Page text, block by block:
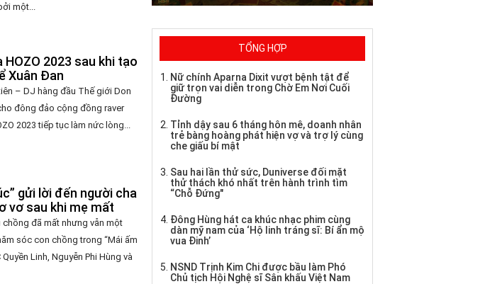
một...
2023 sau khi tạo
Xuân Đan
– DJ hàng đầu Thế giới Don
đông đảo cộng đồng raver
2023 tiếp tục làm nức lòng...
gửi lời đến người cha
vơ sau khi mẹ mất
chồng đã mất nhưng vẫn một
sóc con chồng trong “Mái ấm
Linh, Nguyễn Phi Hùng và
TỔNG HỢP
Nữ chính Aparna Dixit vượt bệnh tật để
giữ trọn vai diễn trong Chờ Em Nơi Cuối
Đường
Tỉnh dậy sau 6 tháng hôn mê, doanh nhân
trẻ bàng hoàng phát hiện vợ và trợ lý cùng
che giấu bí mật
Sau hai lần thử sức, Duniverse đối mặt
thử thách khó nhất trên hành trình tìm
“Chỗ Đứng"
Đông Hùng hát ca khúc nhạc phim cùng
dàn mỹ nam của ‘Hộ linh tráng sĩ: Bí ẩn mộ
vua Đinh’
NSND Trịnh Kim Chi được bầu làm Phó
Chủ tịch Hội Nghệ sĩ Sân khấu Việt Nam